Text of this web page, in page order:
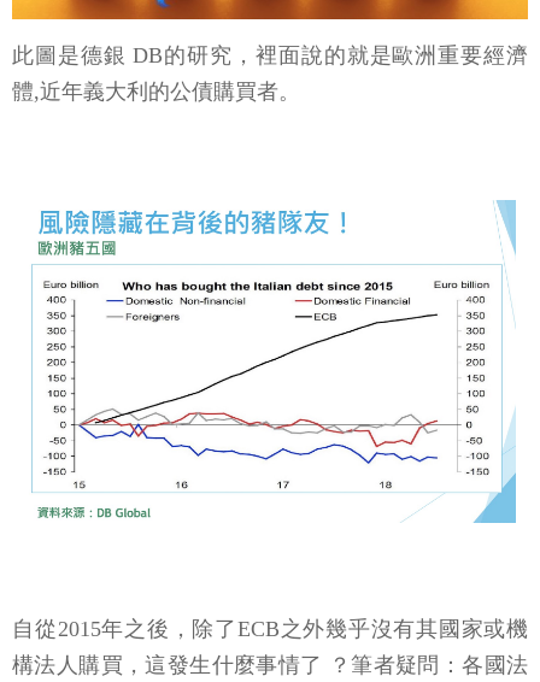
此圖是德銀 DB的研究，裡面說的就是歐洲重要經濟
體,近年義大利的公債購買者。
自從2015年之後，除了ECB之外幾乎沒有其國家或機
構法人購買，這發生什麼事情了 ？筆者疑問：各國法